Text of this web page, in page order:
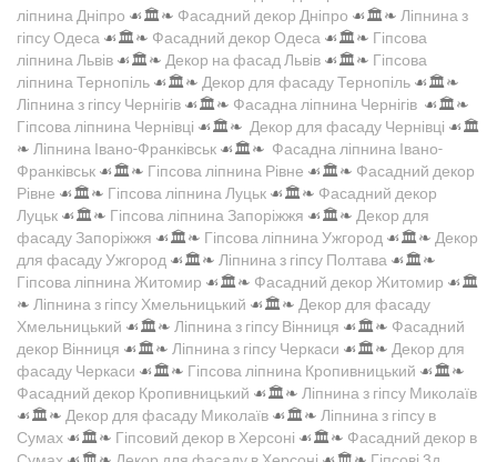
ліпнина Дніпро ☙🏛️❧ Фасадний декор Дніпро ☙🏛️❧ Ліпнина з
гіпсу Одеса ☙🏛️❧ Фасадний декор Одеса ☙🏛️❧ Гіпсова
ліпнина Львів ☙🏛️❧ Декор на фасад Львів ☙🏛️❧ Гіпсова
ліпнина Тернопіль ☙🏛️❧ Декор для фасаду Тернопіль ☙🏛️❧
Ліпнина з гіпсу Чернігів ☙🏛️❧ Фасадна ліпнина Чернігів ☙🏛️❧
Гіпсова ліпнина Чернівці ☙🏛️❧ Декор для фасаду Чернівці ☙🏛️
❧ Ліпнина Івано-Франківськ ☙🏛️❧ Фасадна ліпнина Івано-
Франківськ ☙🏛️❧ Гіпсова ліпнина Рівне ☙🏛️❧ Фасадний декор
Рівне ☙🏛️❧ Гіпсова ліпнина Луцьк ☙🏛️❧ Фасадний декор
Луцьк ☙🏛️❧ Гіпсова ліпнина Запоріжжя ☙🏛️❧ Декор для
фасаду Запоріжжя ☙🏛️❧ Гіпсова ліпнина Ужгород ☙🏛️❧ Декор
для фасаду Ужгород ☙🏛️❧ Ліпнина з гіпсу Полтава ☙🏛️❧
Гіпсова ліпнина Житомир ☙🏛️❧ Фасадний декор Житомир ☙🏛️
❧ Ліпнина з гіпсу Хмельницький ☙🏛️❧ Декор для фасаду
Хмельницький ☙🏛️❧ Ліпнина з гіпсу Вінниця ☙🏛️❧ Фасадний
декор Вінниця ☙🏛️❧ Ліпнина з гіпсу Черкаси ☙🏛️❧ Декор для
фасаду Черкаси ☙🏛️❧ Гіпсова ліпнина Кропивницький ☙🏛️❧
Фасадний декор Кропивницький ☙🏛️❧ Ліпнина з гіпсу Миколаїв
☙🏛️❧ Декор для фасаду Миколаїв ☙🏛️❧ Ліпнина з гіпсу в
Сумах ☙🏛️❧ Гіпсовий декор в Херсоні ☙🏛️❧ Фасадний декор в